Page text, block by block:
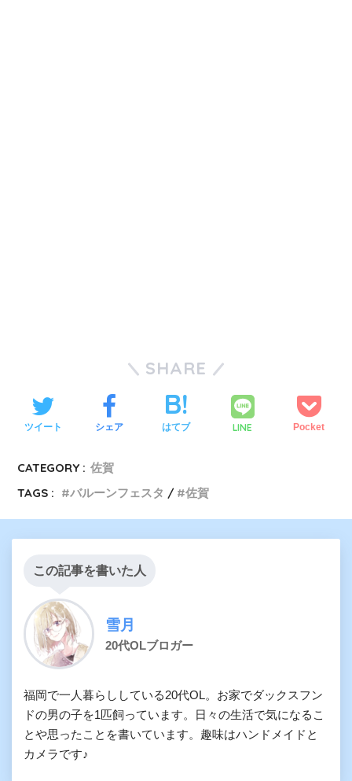
SHARE
ツイート シェア はてブ LINE Pocket
CATEGORY : 佐賀
TAGS :
バルーンフェスタ 佐賀
この記事を書いた人
雪月
20代OLブロガー
福岡で一人暮らししている20代OL。お家でダックスフン
ドの男の子を1匹飼っています。日々の生活で気になるこ
とや思ったことを書いています。趣味はハンドメイドと
カメラです♪